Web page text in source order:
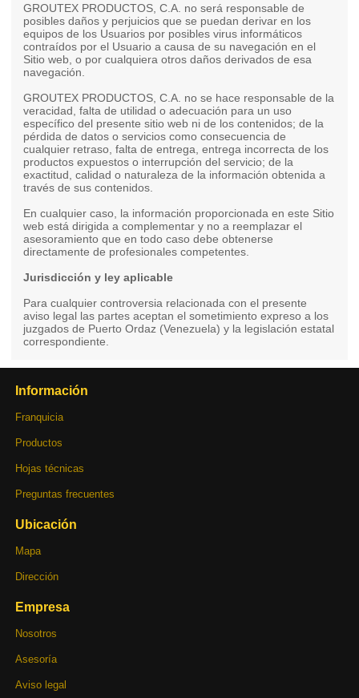
GROUTEX PRODUCTOS, C.A. no será responsable de
posibles daños y perjuicios que se puedan derivar en los
equipos de los Usuarios por posibles virus informáticos
contraídos por el Usuario a causa de su navegación en el
Sitio web, o por cualquiera otros daños derivados de esa
navegación.
GROUTEX PRODUCTOS, C.A. no se hace responsable de la
veracidad, falta de utilidad o adecuación para un uso
específico del presente sitio web ni de los contenidos; de la
pérdida de datos o servicios como consecuencia de
cualquier retraso, falta de entrega, entrega incorrecta de los
productos expuestos o interrupción del servicio; de la
exactitud, calidad o naturaleza de la información obtenida a
través de sus contenidos.
En cualquier caso, la información proporcionada en este Sitio
web está dirigida a complementar y no a reemplazar el
asesoramiento que en todo caso debe obtenerse
directamente de profesionales competentes.
Jurisdicción y ley aplicable
Para cualquier controversia relacionada con el presente
aviso legal las partes aceptan el sometimiento expreso a los
juzgados de Puerto Ordaz (Venezuela) y la legislación estatal
correspondiente.
Información
Franquicia
Productos
Hojas técnicas
Preguntas frecuentes
Ubicación
Mapa
Dirección
Empresa
Nosotros
Asesoría
Aviso legal